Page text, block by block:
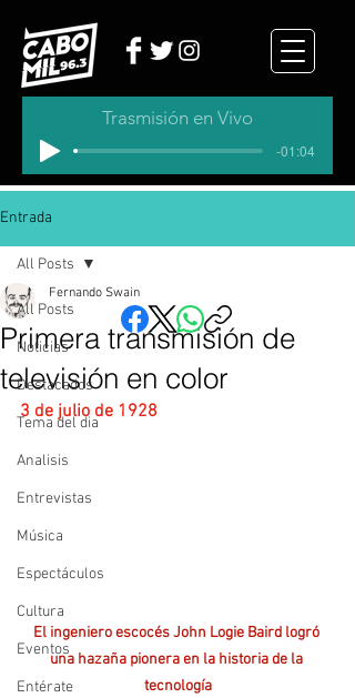
Trasmisión en Vivo
-01:04
Entrada
All Posts
Noticias
Destacados
Tema del dia
Analisis
Entrevistas
Música
Espectáculos
Cultura
Eventos
Entérate
All Posts
Primera transmisión de
televisión en color
Fernando Swain
3 de julio de 1928
El ingeniero escocés John Logie Baird logró
una hazaña pionera en la historia de la
tecnología